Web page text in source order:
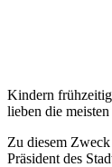
Kindern
lieben die
Zu diesem
Präsident des